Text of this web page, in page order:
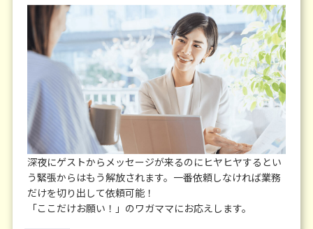
深夜にゲストからメッセージが来るのにヒヤヒヤするとい
う緊張からはもう解放されます。一番依頼しなければ業務
だけを切り出して依頼可能！
「ここだけお願い！」のワガママにお応えします。